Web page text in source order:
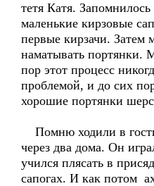
тетя Катя.
маленькие кирзовые
первые кирзачи. Затем
наматывать портянки.
пор этот процесс
проблемой, и до сих
хорошие портянки
Помню ходили в
через два дома. Он
учился плясать в
сапогах. И как потом